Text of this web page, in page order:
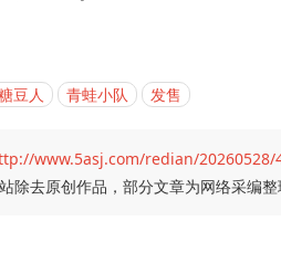
豆人 青蛙小队 发售
www.5asj.com/redian/20260528/
除去原创作品，部分文章为网络采编